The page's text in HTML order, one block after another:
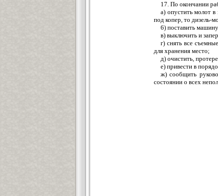
17. По окончании
а) опустить молот в
под копер, то дизель-
6) поставить
в) выключить и
г) снять все
для хранения место;
д) очистить,
е) привести в
ж) сообщить
состоянии о всех